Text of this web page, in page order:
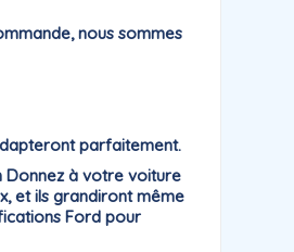
nous sommes
parfaitement.
Donnez à votre voiture
et ils grandiront même
Ford pour